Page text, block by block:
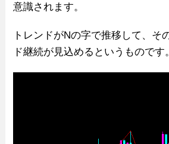
意識されます。
トレンドがNの字で推移して、そ
ド継続が見込めるというものです。